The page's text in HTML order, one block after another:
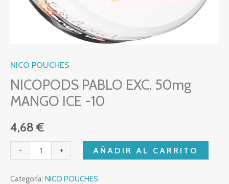
NICO POUCHES
NICOPODS PABLO EXC. 50mg
MANGO ICE -10
4,68 €
- + AÑADIR AL CARRITO
Categoría: NICO POUCHES